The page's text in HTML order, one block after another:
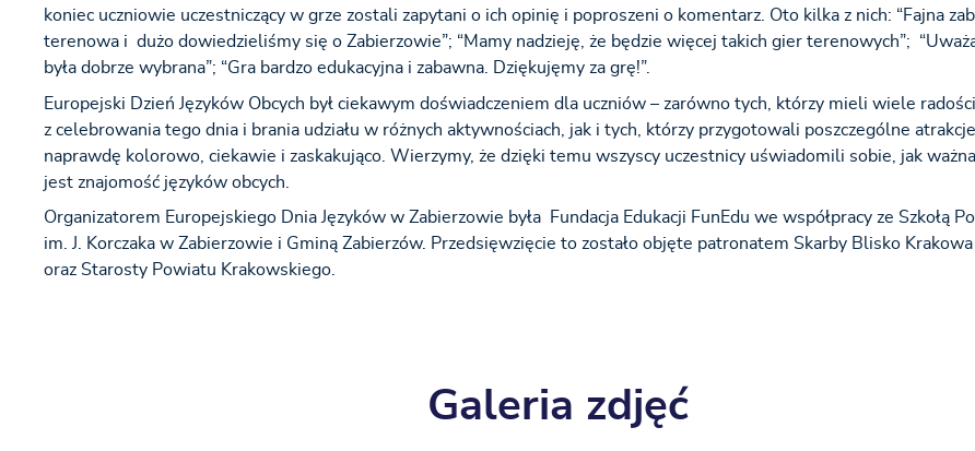
koniec uczniowie uczestniczący w grze zostali zapytani o ich opinię i poproszeni o komentarz. Oto kilka z nich: “Fajna
terenowa i dużo dowiedzieliśmy się o Zabierzowie”; “Mamy nadzieję, że będzie więcej takich gier terenowych”;
była dobrze wybrana”; “Gra bardzo edukacyjna i zabawna. Dziękujęmy za grę!”.
Europejski Dzień Języków Obcych był ciekawym doświadczeniem dla uczniów – zarówno tych, którzy mieli wiele radości
z celebrowania tego dnia i brania udziału w różnych aktywnościach, jak i tych, którzy przygotowali poszczególne
naprawdę kolorowo, ciekawie i zaskakująco. Wierzymy, że dzięki temu wszyscy uczestnicy uświadomili sobie, jak
jest znajomość języków obcych.
Organizatorem Europejskiego Dnia Języków w Zabierzowie była Fundacja Edukacji FunEdu we współpracy ze Szkołą
im. J. Korczaka w Zabierzowie i Gminą Zabierzów. Przedsięwzięcie to zostało objęte patronatem Skarby Blisko Krakowa
oraz Starosty Powiatu Krakowskiego.
Galeria zdjęć